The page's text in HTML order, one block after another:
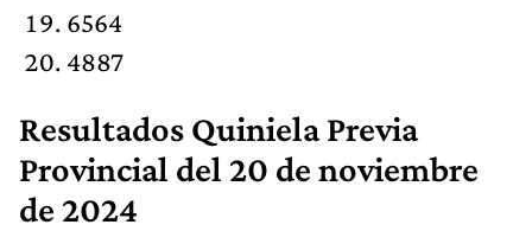
6564
4887
Resultados Quiniela Previa
Provincial del 20 de noviembre
de 2024